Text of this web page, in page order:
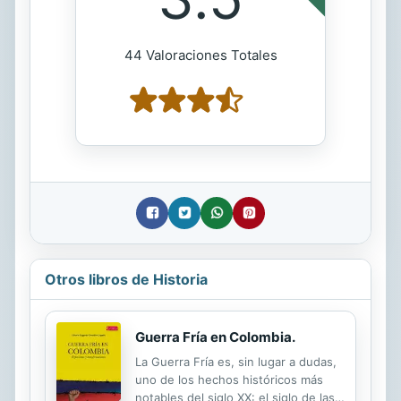
44 Valoraciones Totales
Otros libros de Historia
Guerra Fría en Colombia.
La Guerra Fría es, sin lugar a dudas,
uno de los hechos históricos más
notables del siglo XX: el siglo de las